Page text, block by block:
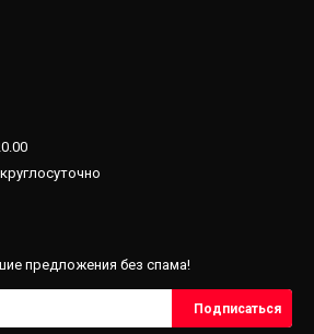
предложения без спама!